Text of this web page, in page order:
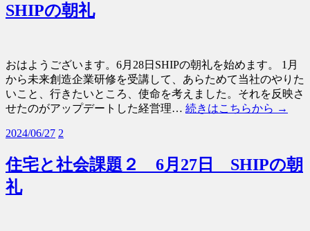
SHIPの朝礼
おはようございます。6月28日SHIPの朝礼を始めます。 1月
から未来創造企業研修を受講して、あらためて当社のやりた
いこと、行きたいところ、使命を考えました。それを反映さ
せたのがアップデートした経営理… 続きはこちらから →
2024/06/27 2
住宅と社会課題２ 6月27日 SHIPの朝
礼